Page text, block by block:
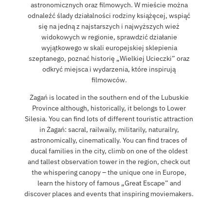
astronomicznych oraz filmowych. W mieście można
odnaleźć ślady działalności rodziny książęcej, wspiąć
się na jedną z najstarszych i najwyższych wież
widokowych w regionie, sprawdzić działanie
wyjątkowego w skali europejskiej sklepienia
szeptanego, poznać historię „Wielkiej Ucieczki” oraz
odkryć miejsca i wydarzenia, które inspirują
filmowców.
Żagań is located in the southern end of the Lubuskie
Province although, historically, it belongs to Lower
Silesia. You can find lots of different touristic attraction
in Żagań: sacral, railwaily, militarily, naturailry,
astronomically, cinematically. You can find traces of
ducal families in the city, climb on one of the oldest
and tallest observation tower in the region, check out
the whispering canopy – the unique one in Europe,
learn the history of famous „Great Escape” and
discover places and events that inspiring moviemakers.